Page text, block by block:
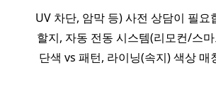
UV 차단, 암막 등) 사전 상담이 필
할지, 자동 전동 시스템(리모컨/스
단색 vs 패턴, 라이닝(속지) 색상